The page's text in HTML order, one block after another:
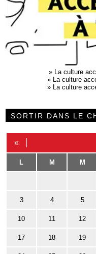
» La culture
» La culture
» La culture
SORTIR DANS LE
«
L M M
3 4 5
10 11 12
17 18 19